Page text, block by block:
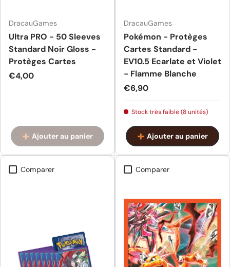
DracauGames
Ultra PRO - 50 Sleeves
Standard Noir Gloss -
Protèges Cartes
Prix habituel
€4,00
Ajouter au panier
DracauGames
Pokémon - Protèges
Cartes Standard -
EV10.5 Ecarlate et Violet
- Flamme Blanche
Prix habituel
€6,90
Stock très faible (8 unités)
Ajouter au panier
Comparer Comparer